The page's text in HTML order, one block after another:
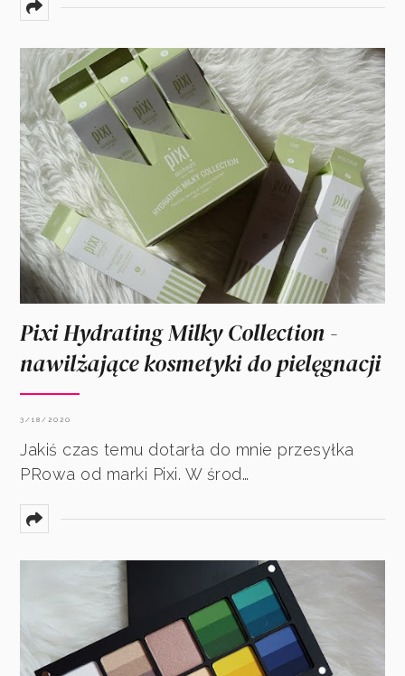
Pixi Hydrating Milky Collection -
nawilżające kosmetyki do pielęgnacji
3/18/2020
Jakiś czas temu dotarła do mnie przesyłka
PRowa od marki Pixi. W środ…